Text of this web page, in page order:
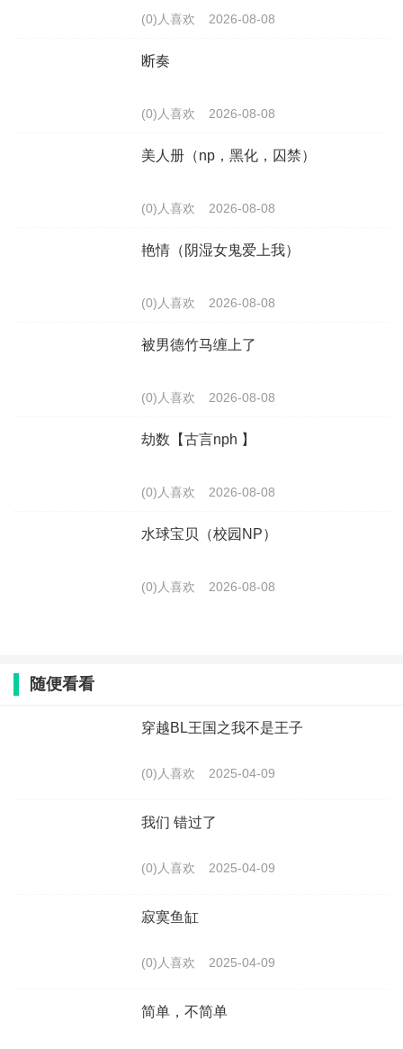
(0)人喜欢 2026-08-08
断奏
(0)人喜欢 2026-08-08
美人册（np，黑化，囚禁）
(0)人喜欢 2026-08-08
艳情（阴湿女鬼爱上我）
(0)人喜欢 2026-08-08
被男德竹马缠上了
(0)人喜欢 2026-08-08
劫数【古言nph 】
(0)人喜欢 2026-08-08
水球宝贝（校园NP）
(0)人喜欢 2026-08-08
随便看看
穿越BL王国之我不是王子
(0)人喜欢 2025-04-09
我们 错过了
(0)人喜欢 2025-04-09
寂寞鱼缸
(0)人喜欢 2025-04-09
简单，不简单